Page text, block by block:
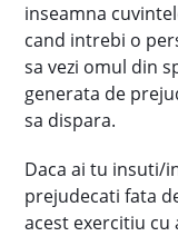
inseamna
cand intrebi o
sa vezi omul din
generata de
sa dispara.
Daca ai tu insuti/
prejudecati fata
acest exercitiu